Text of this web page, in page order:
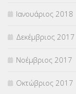
Ιανουάριος 2018
Δεκέμβριος 2017
Νοέμβριος 2017
Οκτώβριος 2017